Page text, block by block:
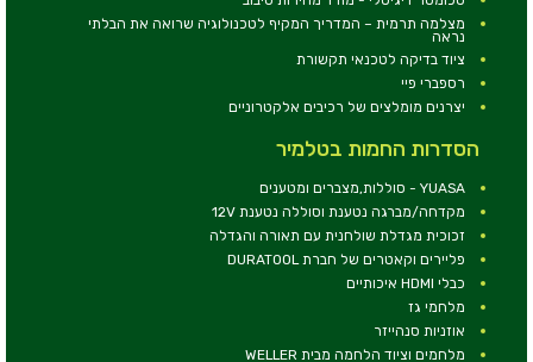
מצלמה תרמית – המדריך המקיף לטכנולוגיה שרואה את הבלתי
נראה
ציוד בדיקה לטכנאי תקשורת
רספברי פיי
יצרנים מומלצים של רכיבים אלקטרוניים
הסדרות החמות בטלמיר
YUASA - סוללות,מצברים ומטענים
מקדחה/מברגה נטענת וסוללה נטענת 12V
זכוכית מגדלת שולחנית עם תאורה והגדלה
פליירים וקאטרים של חברת DURATOOL
כבלי HDMI איכותיים
מלחמי גז
אוזניות סנהייזר
מלחמים וציוד הלחמה מבית WELLER